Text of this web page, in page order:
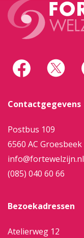
Contactgegevens
Postbus 109
6560 AC Groesbeek
info@fortewelzijn.nl
(085) 040 60 66
Bezoekadressen
Atelierweg 12